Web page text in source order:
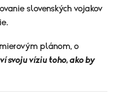
slovenských vojakov
plánom, o
svoju víziu toho, ako by